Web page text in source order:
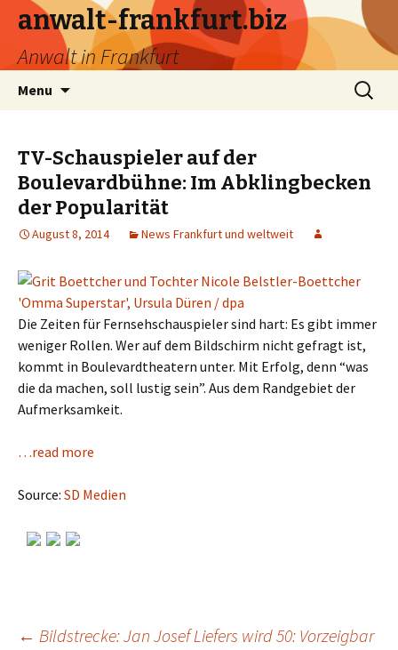
anwalt-frankfurt.biz
Anwalt in Frankfurt
Menu
Search
for:
TV-Schauspieler auf der
Boulevardbühne: Im Abklingbecken
der Popularität
August 8, 2014 News Frankfurt und weltweit
Die Zeiten für Fernsehschauspieler sind hart: Es gibt immer
weniger Rollen. Wer auf dem Bildschirm nicht gefragt ist,
kommt in Boulevardtheatern unter. Mit Erfolg, denn “was
die da machen, soll lustig sein”. Aus dem Randgebiet der
Aufmerksamkeit.
…read more
Source: SD Medien
← Bildstrecke: Jan Josef Liefers wird 50: Vorzeigbar